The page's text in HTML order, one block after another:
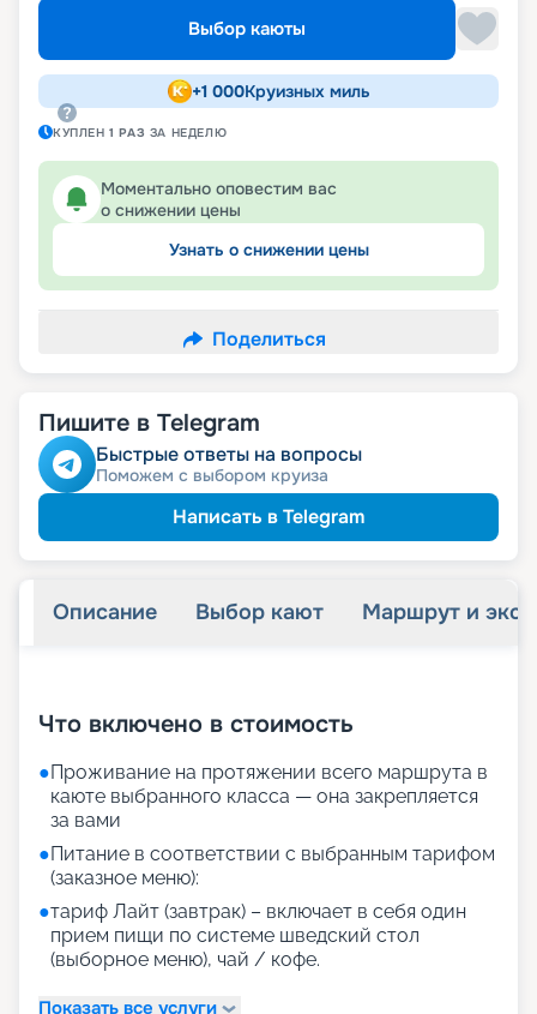
Выбор каюты
+1 000Круизных миль
КУПЛЕН1 РАЗ ЗА НЕДЕЛЮ
Моментально оповестим вас
о снижении цены
Узнать о снижении цены
Поделиться
Пишите в Telegram
Быстрые ответы на вопросы
Поможем с выбором круиза
Написать в Telegram
Описание Выбор кают Маршрут и
Что включено в стоимость
●Проживание на протяжении всего маршрута в
каюте выбранного класса — она закрепляется
за вами
●Питание в соответствии с выбранным тарифом
(заказное меню):
●тариф Лайт (завтрак) – включает в себя один
прием пищи по системе шведский стол
(выборное меню), чай / кофе.
Показать все услуги